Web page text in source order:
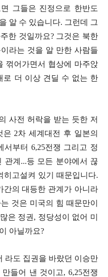
그들은 진정으로 한반도
알 수 있습니다. 그런데 그
한 것일까요? 그것은 북한
라는 것을 알 만한 사람들
꺾어가면서 협상에 마주앉
로 더 이상 견딜 수 없는 한
사전 허락을 받는 듯한 저
은 2차 세계대전 후 일본의
서부터 6,25전쟁 그리고 정
관계 ...등 모든 분야에서 끊
히고설켜 있기 때문입니다.
간의 대등한 관계가 아니라
것은 미국의 힘 때문만이
은 정권 , 정당성이 없어 미
아닐까요?
라도 집권을 바랐던 이승만
들어 낸 것이고, 6,25전쟁